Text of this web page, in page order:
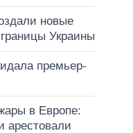
новые
Украины
премьер-
в Европе:
арестовали